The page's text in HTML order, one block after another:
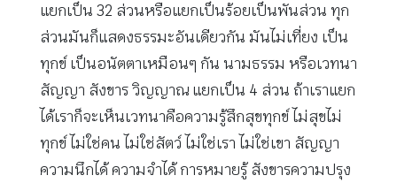
แยกเป็น 32 ส่วนหรือแยกเป็นร้อยเป็นพันส่วน ทุก
ส่วนมันก็แสดงธรรมะอันเดียวกัน มันไม่เที่ยง เป็น
ทุกข์ เป็นอนัตตาเหมือนๆ กัน นามธรรม หรือเวทนา
สัญญา สังขาร วิญญาณ แยกเป็น 4 ส่วน ถ้าเราแยก
ได้เราก็จะเห็นเวทนาคือความรู้สึกสุขทุกข์ ไม่สุขไม่
ทุกข์ ไม่ใช่คน ไม่ใช่สัตว์ ไม่ใช่เรา ไม่ใช่เขา สัญญา
ความนึกได้ ความจำได้ การหมายรู้ สังขารความปรุง